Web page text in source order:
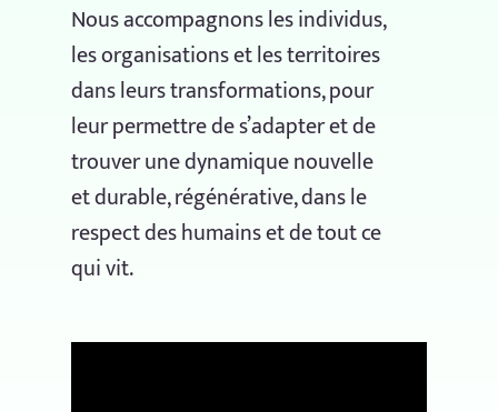
Nous accompagnons les individus,
les organisations et les territoires
dans leurs transformations, pour
leur permettre de s’adapter et de
trouver une dynamique nouvelle
et durable, régénérative, dans le
respect des humains et de tout ce
qui vit.